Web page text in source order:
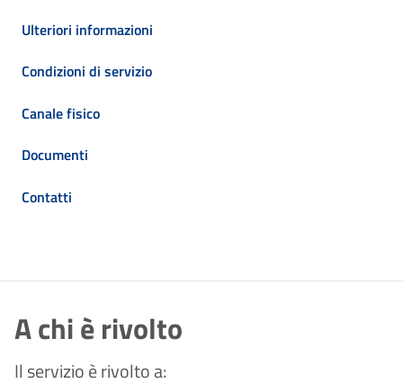
Ulteriori informazioni
Condizioni di servizio
Canale fisico
Documenti
Contatti
A chi è rivolto
Il servizio è rivolto a: